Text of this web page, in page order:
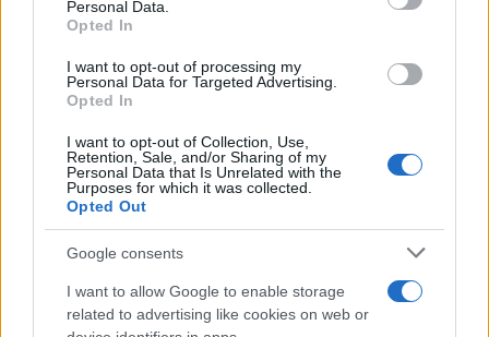
Personal Data.
Opted In
I want to opt-out of processing my
Personal Data for Targeted Advertising.
Opted In
I want to opt-out of Collection, Use,
Retention, Sale, and/or Sharing of my
Personal Data that Is Unrelated with the
Purposes for which it was collected.
Opted Out
Google consents
I want to allow Google to enable storage
related to advertising like cookies on web or